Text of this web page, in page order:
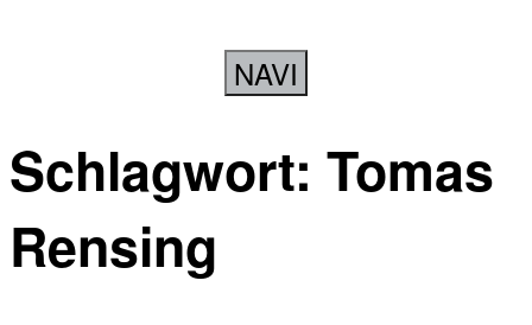
NAVI
Schlagwort: Tomas
Rensing